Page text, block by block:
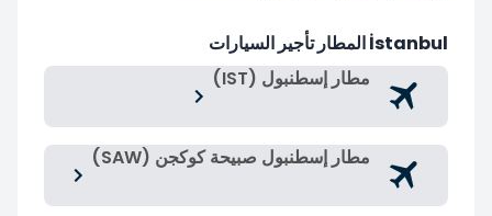
İstanbul المطار تأجير السيارات
مطار إسطنبول (IST)
مطار إسطنبول صبيحة كوكجن (SAW)